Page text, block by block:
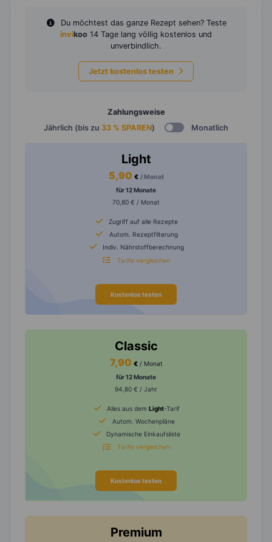
Du möchtest das ganze Rezept sehen? Teste
invikoo 14 Tage lang völlig kostenlos und
unverbindlich.
Jetzt kostenlos testen
Zahlungsweise
Jährlich (bis zu 33 % SPAREN) Monatlich
Light
5,90 € / Monat
für 12 Monate
70,80 € / Monat
Zugriff auf alle Rezepte
Autom. Rezeptfilterung
Indiv. Nährstoffberechnung
Tarife vergleichen
Kostenlos testen
Classic
7,90 € / Monat
für 12 Monate
94,80 € / Jahr
Alles aus dem Light-Tarif
Autom. Wochenpläne
Dynamische Einkaufsliste
Tarife vergleichen
Kostenlos testen
Premium